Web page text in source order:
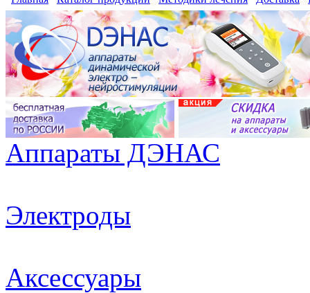
Аппараты ДЭНАС
Электроды
Аксессуары